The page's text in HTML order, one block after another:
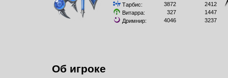
Тарбис:
3872
2412
Витарра:
327
1447
Дримнир:
4046 3237
Об игроке